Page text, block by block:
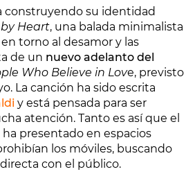
construyendo su identidad
Heart, una balada minimalista
torno al desamor y las
de un nuevo adelanto del
Who Believe in Love, previsto
La canción ha sido escrita
y está pensada para ser
atención. Tanto es así que el
presentado en espacios
los móviles, buscando
con el público.